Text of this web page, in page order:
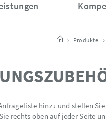
Produkte
hinzu und stellen
rechts oben auf jeder Seite